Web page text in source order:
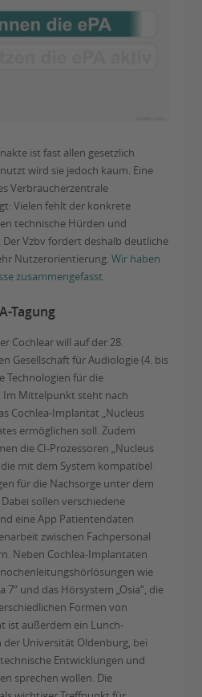
ist fast allen gesetzlich
wird sie jedoch kaum. Eine
Verbraucherzentrale
Vielen fehlt der konkrete
technische Hürden und
Vzbv fordert deshalb deutliche
Nutzerorientierung. Wir haben
zusammengefasst.
Tagung
Cochlear will auf der 28.
Gesellschaft für Audiologie (4. bis
Technologien für die
Im Mittelpunkt steht nach
Cochlea-Implantat „Nucleus
ermöglichen soll. Zudem
die CI-Prozessoren „Nucleus
die mit dem System kompatibel
für die Nachsorge unter dem
sollen verschiedene
eine App Patientendaten
zwischen Fachpersonal
Neben Cochlea-Implantaten
wie
7“ und das Hörsystem „Osia“, die
Formen von
ist außerdem ein Lunch-
der Universität Oldenburg, bei
Entwicklungen und
sprechen wollen. Die